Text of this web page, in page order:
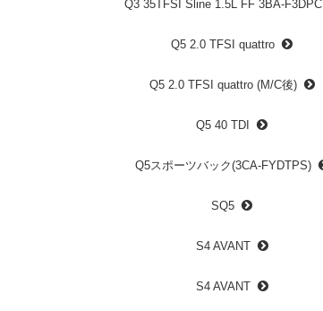
Q3 35TFSI Sline 1.5L FF 3BA-F3DPC
Q5 2.0 TFSI quattro
Q5 2.0 TFSI quattro (M/C後)
Q5 40 TDI
Q5スポーツバック(3CA-FYDTPS)
SQ5
S4 AVANT
S4 AVANT